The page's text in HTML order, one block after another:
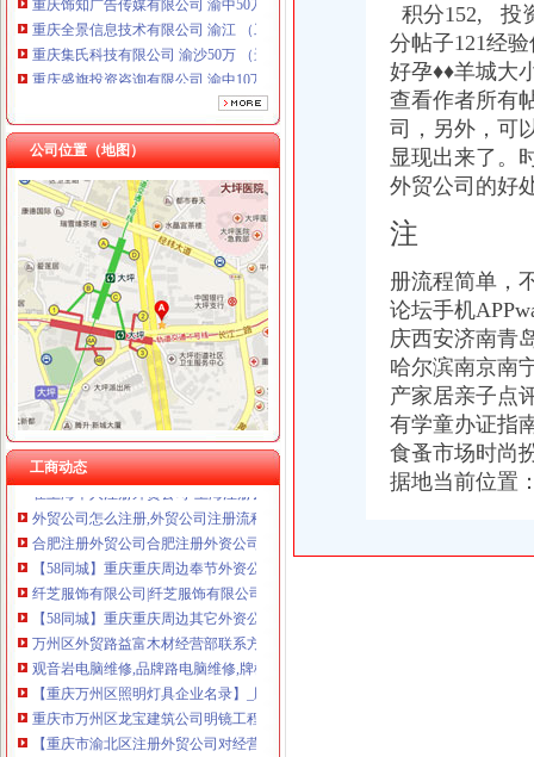
重庆全景信息技术有限公司 渝江 （工商注册）
重庆集氏科技有限公司 渝沙50万 （进出口权）
重庆盛旗投资咨询有限公司 渝中10万 （工商注册）
重庆华康假肢矫形有限公司 渝中120万 （增资）
成都国科海博信息技术股份有限公司重庆分公司 渝江 （工商注册）
上海兆妩贸易有限公司重庆天地分公司 渝中 （工商注册）
公司位置（地图）
工商动态
观音岩注册外贸公司
太原注册外贸公司,注册外贸公司注册资金有什么要求-太原58同城
纤芝服饰有限公司|纤芝服饰有限公司网站
【58同城】重庆重庆周边奉节外资公司注册_外资企业注册_代理外资公
重庆市万州区龙宝建筑公司明镜工程处-城市吧街景地图
【58同城】重庆重庆周边其它外资公司注册_外资企业注册_代理外资公
注册外贸公司_上海誉胜注册公司1
请问大家为什么不直接注册外贸公司,而注册离案公司呢？（页1）-
在上海个人注册外贸公司-上海注册公司网
外贸公司怎么注册,外贸公司注册流程-法律知识大全|律师365(.
合肥注册外贸公司合肥注册外资公司地址
【58同城】重庆重庆周边奉节外资公司注册_外资企业注册_代理外资公
纤芝服饰有限公司|纤芝服饰有限公司网站
【58同城】重庆重庆周边其它外资公司注册_外资企业注册_代理外资公
万州区外贸路益富木材经营部联系方式_信用报告_工商信息-启信宝
观音岩电脑维修,品牌路电脑维修,牌楼电脑维修,名亨电脑维修,
【重庆万州区照明灯具企业名录】_顺企网
重庆市万州区龙宝建筑公司明镜工程处-城市吧街景地图
【重庆市渝北区注册外贸公司对经营范围要求】价格,厂家,图片,公
外贸公司注册流程
积分152, 投
分帖子121经
好孕♦♦羊城大
查看作者所有
司，另外，可
显现出来了。
外贸公司的好
注
册流程简单，
论坛手机
庆西安济南青
哈尔滨南京南
产家居亲子点
有学童办证指
食蚤市场时尚
据地当前位置